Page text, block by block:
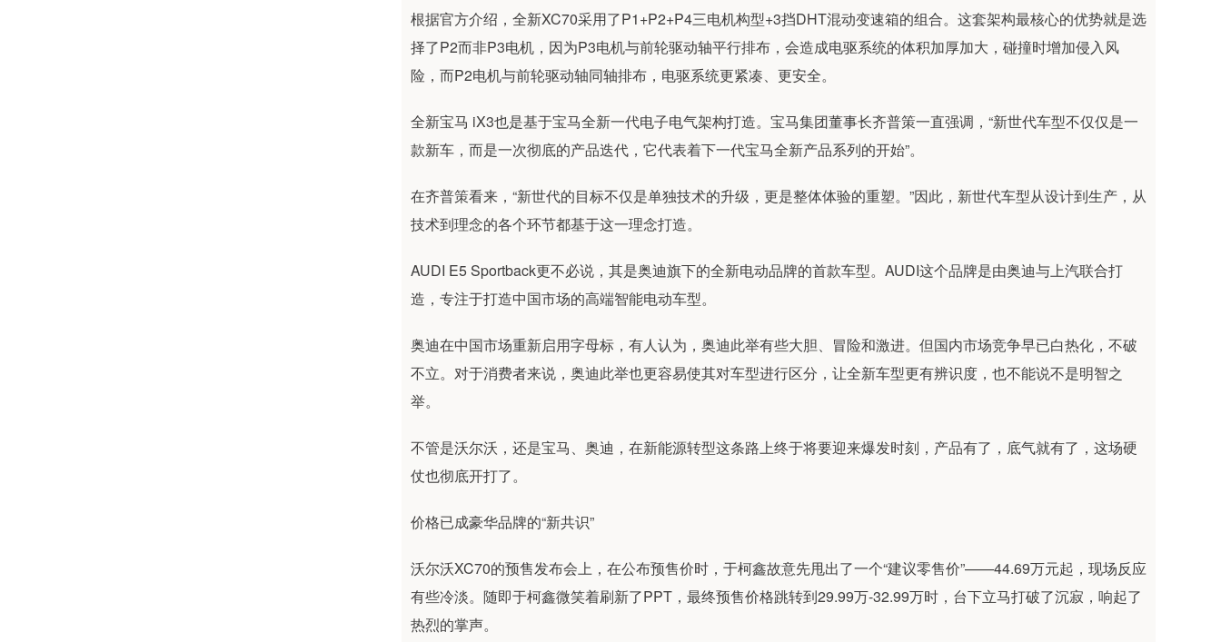
根据官方介绍，全新XC70采用了P1+P2+P4三电机构型+3挡DHT混动变速箱的组合。这套架构最核心的优势就是选
择了P2而非P3电机，因为P3电机与前轮驱动轴平行排布，会造成电驱系统的体积加厚加大，碰撞时增加侵入风
险，而P2电机与前轮驱动轴同轴排布，电驱系统更紧凑、更安全。
全新宝马 iX3也是基于宝马全新一代电子电气架构打造。宝马集团董事长齐普策一直强调，“新世代车型不仅仅是一
款新车，而是一次彻底的产品迭代，它代表着下一代宝马全新产品系列的开始”。
在齐普策看来，“新世代的目标不仅是单独技术的升级，更是整体体验的重塑。”因此，新世代车型从设计到生产，从
技术到理念的各个环节都基于这一理念打造。
AUDI E5 Sportback更不必说，其是奥迪旗下的全新电动品牌的首款车型。AUDI这个品牌是由奥迪与上汽联合打
造，专注于打造中国市场的高端智能电动车型。
奥迪在中国市场重新启用字母标，有人认为，奥迪此举有些大胆、冒险和激进。但国内市场竞争早已白热化，不破
不立。对于消费者来说，奥迪此举也更容易使其对车型进行区分，让全新车型更有辨识度，也不能说不是明智之
举。
不管是沃尔沃，还是宝马、奥迪，在新能源转型这条路上终于将要迎来爆发时刻，产品有了，底气就有了，这场硬
仗也彻底开打了。
价格已成豪华品牌的“新共识”
沃尔沃XC70的预售发布会上，在公布预售价时，于柯鑫故意先甩出了一个“建议零售价”——44.69万元起，现场反应
有些冷淡。随即于柯鑫微笑着刷新了PPT，最终预售价格跳转到29.99万-32.99万时，台下立马打破了沉寂，响起了
热烈的掌声。